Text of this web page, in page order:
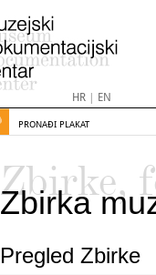
HR| EN
PRONAĐI PLAKAT
Zbirke,
Zbirka
Pregled Zbirke